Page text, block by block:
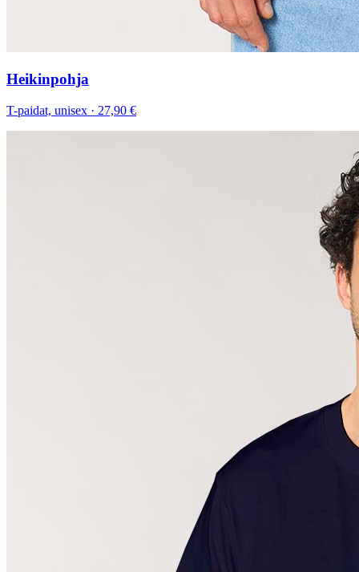
Heikinpohja
T-paidat, unisex · 27,90 €